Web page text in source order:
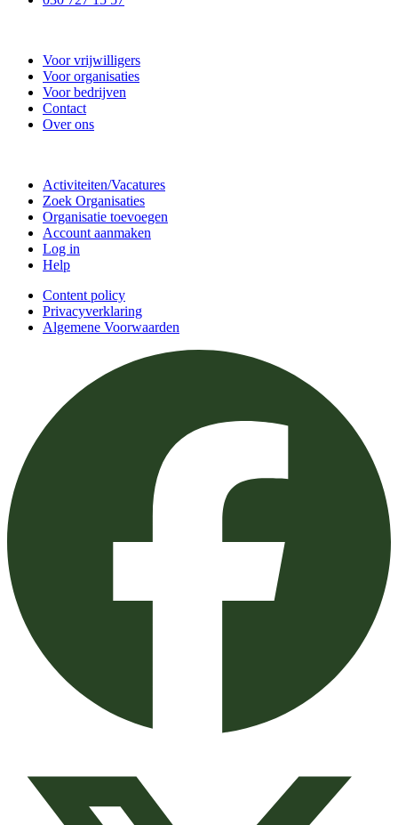
Voor vrijwilligers
Voor organisaties
Voor bedrijven
Contact
Over ons
Activiteiten/Vacatures
Zoek Organisaties
Organisatie toevoegen
Account aanmaken
Log in
Help
Content policy
Privacyverklaring
Algemene Voorwaarden